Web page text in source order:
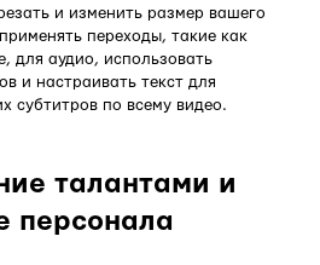
и изменить размер вашего
переходы, такие как
для аудио, использовать
и настраивать текст для
субтитров по всему видео.
талантами и
персонала